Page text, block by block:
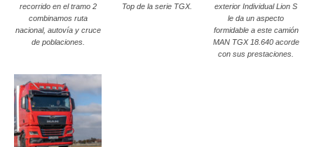
recorrido en el tramo 2
combinamos ruta
nacional, autovía y cruce
de poblaciones.
Top de la serie TGX.
exterior Individual Lion S
le da un aspecto
formidable a este camión
MAN TGX 18.640 acorde
con sus prestaciones.